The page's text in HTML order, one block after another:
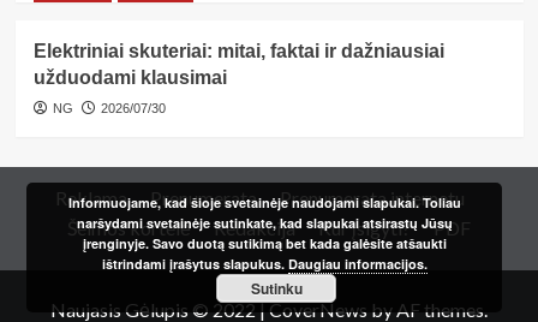
Elektriniai skuteriai: mitai, faktai ir dažniausiai
užduodami klausimai
NG 2026/07/30
Reklama Prenumerata
Prenumerata internetu
Šeimos kortelė
Redakcija Kur įsigyti? PDF
Naujasis Gėlupis © 2022|CoverNews by AF themes.
Informuojame, kad šioje svetainėje naudojami slapukai. Toliau
naršydami svetainėje sutinkate, kad slapukai atsirastų Jūsų
įrenginyje. Savo duotą sutikimą bet kada galėsite atšaukti
ištrindami įrašytus slapukus. Daugiau informacijos.
Sutinku